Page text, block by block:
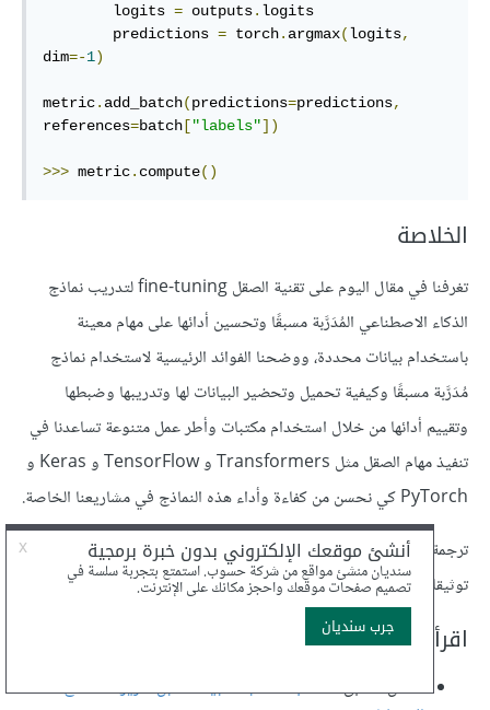
        logits
= outputs. logits
        predictions
= torch. argmax(logits,
dim=-1)
metric. add_batch(predictions=predictions,
references=batch ["labels"])
>>> metric. compute()
الخلاصة
تغرفنا في مقال اليوم على تقنية الصقل fine-tuning لتدريب نماذج
الذكاء الاصطناعي المُدَرَّبة مسبقًا وتحسين أدائها على مهام معينة
باستخدام بيانات محددة، ووضحنا الفوائد الرئيسية لاستخدام نماذج
مُدَرَّبة مسبقًا وكيفية تحميل وتحضير البيانات لها وتدريبها وضبطها
وتقييم أدائها من خلال استخدام مكتبات وأطر عمل متنوعة تساعدنا في
تنفيذ مهام الصقل مثل Transformers و TensorFlow و Keras و
PyTorch كي نحسن من كفاءة وأداء هذه النماذج في مشاريعنا الخاصة.
ترجمة -وبتصرف- لقسمFine-tune a pretrained model
توثيقات Hugging Face.
اقرأ أيضًا
المقال السابق:المعالجة المُسبقة للبيانات قبل تمريرها لنماذج الذكاء